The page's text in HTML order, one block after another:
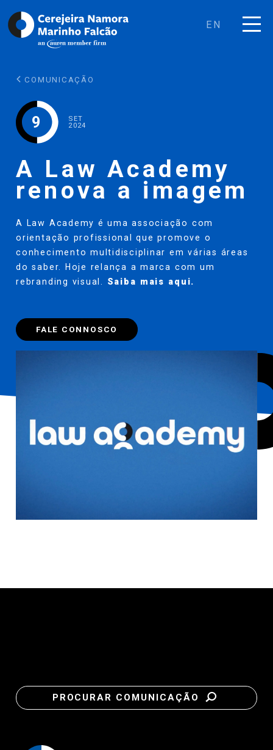
EN
COMUNICAÇÃO
9 SET
2024
A Law Academy
renova a imagem
A Law Academy é uma associação com
orientação profissional que promove o
conhecimento multidisciplinar em várias áreas
do saber. Hoje relança a marca com um
rebranding visual. Saiba mais aqui.
FALE CONNOSCO
PROCURAR COMUNICAÇÃO